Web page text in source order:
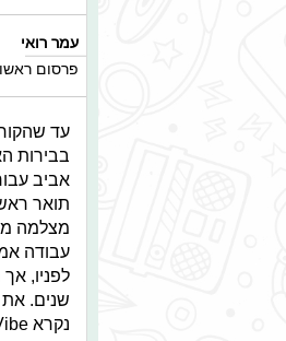
עמר רואי
פרסום ראשון: 10/08/2020,
בבירות
אביב
תואר
מצלמה
עבודה
שנים.
נקרא Tel Aviv Street Vibe והיום עונה לשם The Street Vibe.